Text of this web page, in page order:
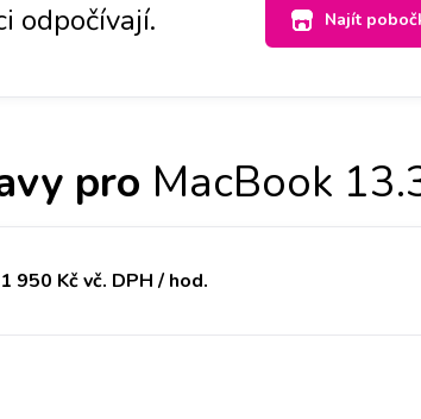
odpočívají. Najít
pro MacBook
950 Kč vč. DPH / hod.